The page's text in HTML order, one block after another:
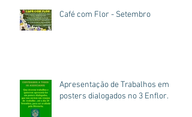
Café com Flor - Setembro
Apresentação de Trabalhos em
posters dialogados no 3 Enflor.